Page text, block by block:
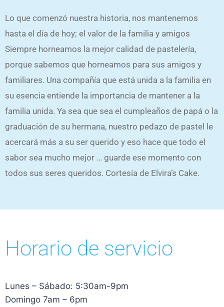
Lo que comenzó nuestra historia, nos mantenemos
hasta el día de hoy; el valor de la familia y amigos
Siempre horneamos la mejor calidad de pastelería,
porque sabemos que horneamos para sus amigos y
familiares. Una compañía que está unida a la familia en
su esencia entiende la importancia de mantener a la
familia unida. Ya sea que sea el cumpleaños de papá o la
graduación de su hermana, nuestro pedazo de pastel le
acercará más a su ser querido y eso hace que todo el
sabor sea mucho mejor … guarde ese momento con
todos sus seres queridos. Cortesía de Elvira’s Cake.
Horario de servicio
Lunes – Sábado: 5:30am-9pm
Domingo 7am – 6pm